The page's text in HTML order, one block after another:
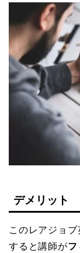
デメリット
このレアジョ
すると講師がフ